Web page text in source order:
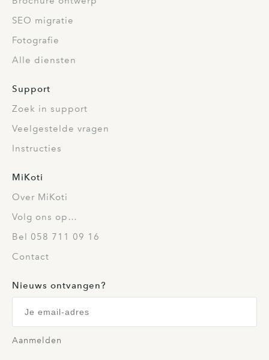
SEO migratie
Fotografie
Alle diensten
Support
Zoek in support
Veelgestelde vragen
Instructies
MiKoti
Over MiKoti
Volg ons op…
Bel 058 711 09 16
Contact
Nieuws ontvangen?
Aanmelden